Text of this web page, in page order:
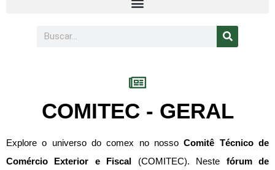
COMITEC - GERAL
Explore o universo do comex no nossoComitê Técnico de
Comércio Exterior e Fiscal (COMITEC). Neste fórum de